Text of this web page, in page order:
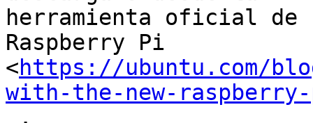
herramienta oficial de
Raspberry Pi
<https://ubuntu.com/
with-the-new-